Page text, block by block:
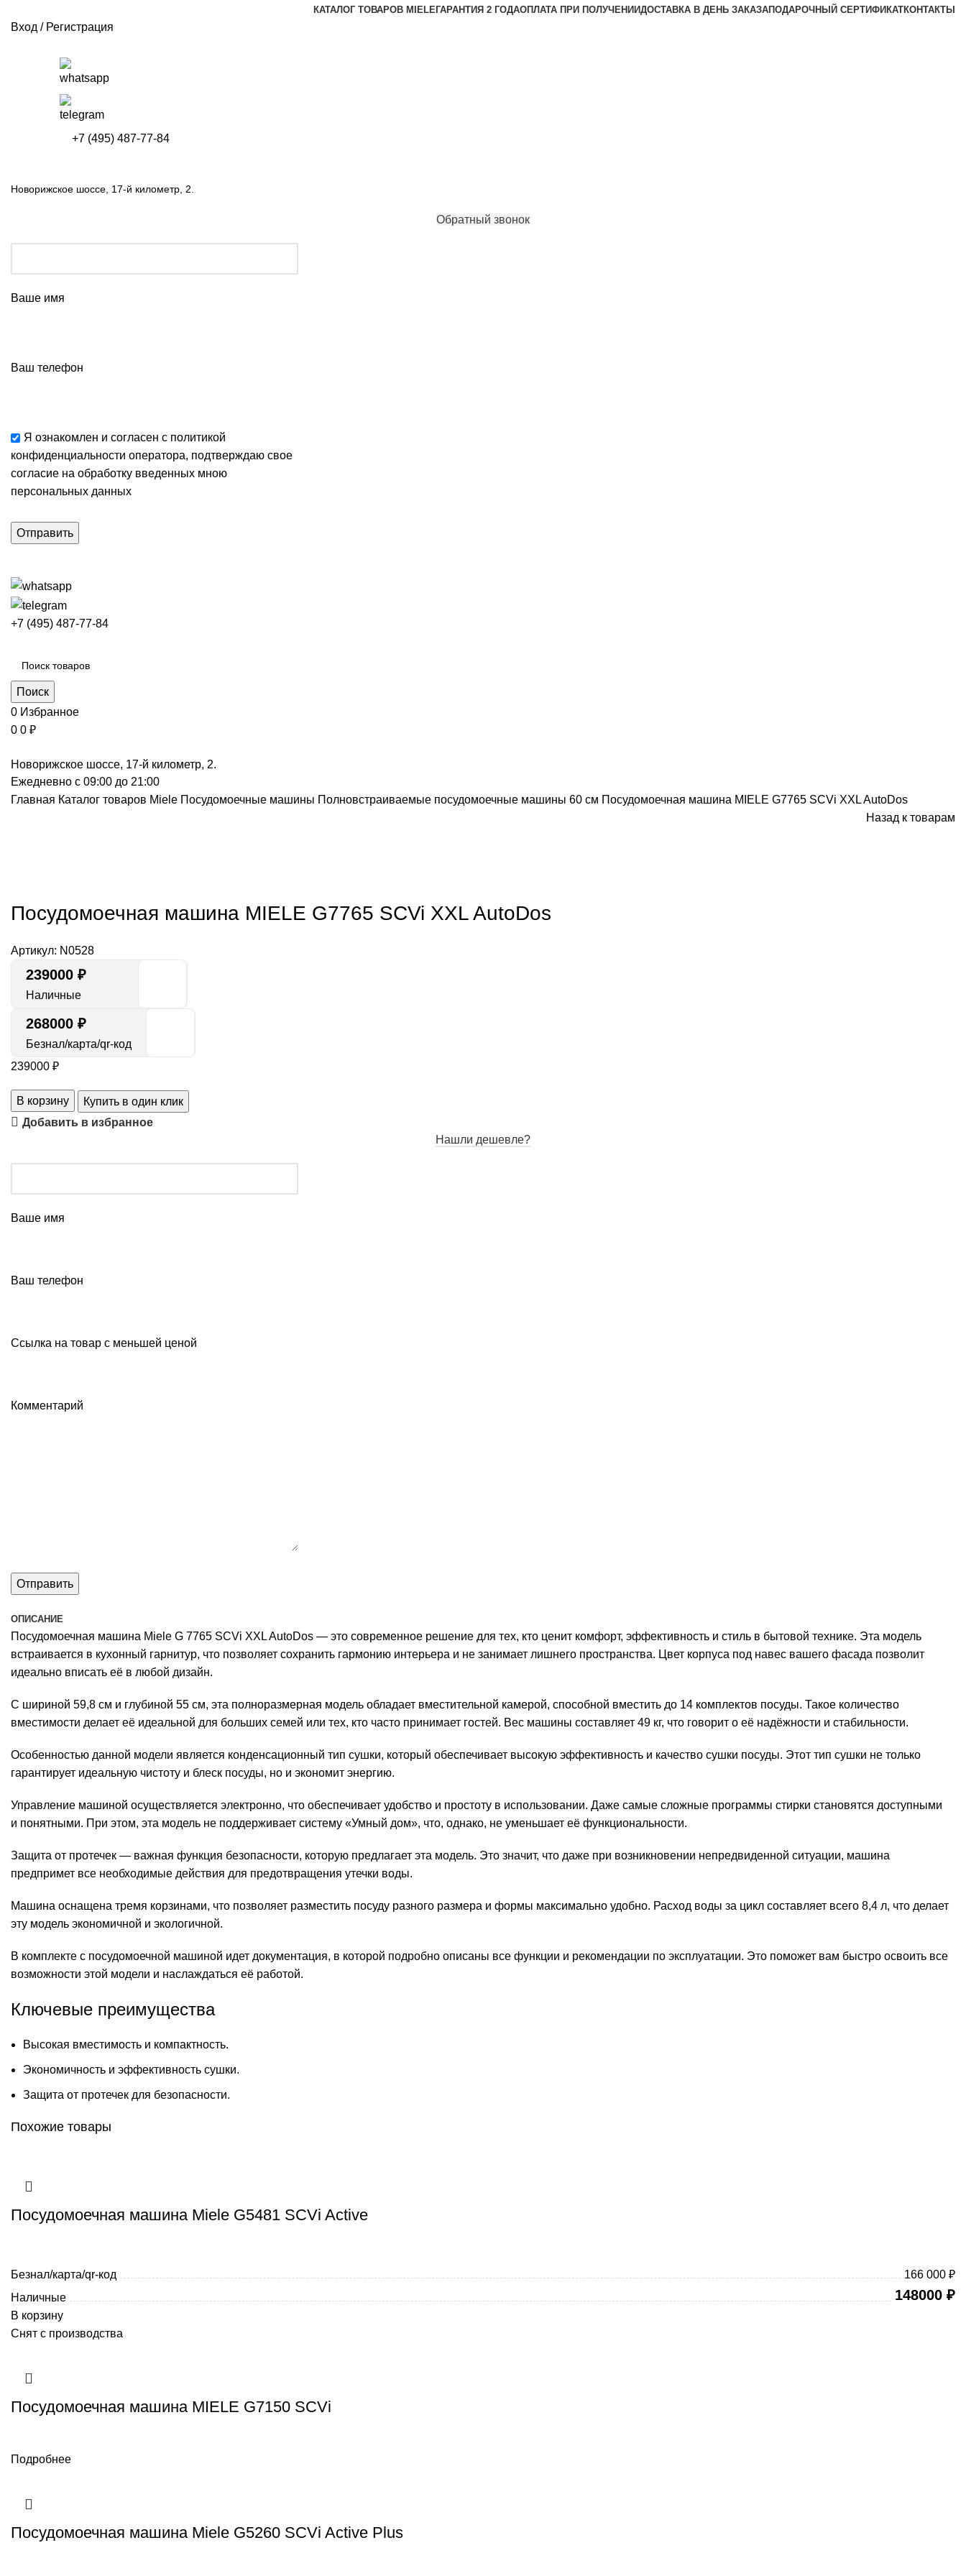
КАТАЛОГ ТОВАРОВ MIELEГАРАНТИЯ 2 ГОДАОПЛАТА ПРИ ПОЛУЧЕНИИДОСТАВКА В ДЕНЬ ЗАКАЗАПОДАРОЧНЫЙ СЕРТИФИКАТКОНТАКТЫ
Вход / Регистрация
+7 (495) 487-77-84
Новорижское шоссе, 17-й километр, 2.
Обратный звонок
Ваше имя
Ваш телефон
Я ознакомлен и согласен с политикой
конфиденциальности оператора, подтверждаю свое
согласие на обработку введенных мною
персональных данных
+7 (495) 487-77-84
Поиск
0 Избранное
0 0 ₽
Новорижское шоссе, 17-й километр, 2.
Ежедневно с 09:00 до 21:00
Главная Каталог товаров Miele Посудомоечные машины Полновстраиваемые посудомоечные машины 60 см Посудомоечная машина MIELE G7765 SCVi XXL AutoDos
Назад к товарам
Посудомоечная машина MIELE G7765 SCVi XXL AutoDos
Артикул: N0528
239000 ₽
Наличные
268000 ₽
Безнал/карта/qr-код
239000 ₽
В корзину
Купить в один клик
Добавить в избранное
Нашли дешевле?
Ваше имя
Ваш телефон
Ссылка на товар с меньшей ценой
Комментарий
ОПИСАНИЕ
Посудомоечная машина Miele G 7765 SCVi XXL AutoDos — это современное решение для тех, кто ценит комфорт, эффективность и стиль в бытовой технике. Эта модель
встраивается в кухонный гарнитур, что позволяет сохранить гармонию интерьера и не занимает лишнего пространства. Цвет корпуса под навес вашего фасада позволит
идеально вписать её в любой дизайн.
С шириной 59,8 см и глубиной 55 см, эта полноразмерная модель обладает вместительной камерой, способной вместить до 14 комплектов посуды. Такое количество
вместимости делает её идеальной для больших семей или тех, кто часто принимает гостей. Вес машины составляет 49 кг, что говорит о её надёжности и стабильности.
Особенностью данной модели является конденсационный тип сушки, который обеспечивает высокую эффективность и качество сушки посуды. Этот тип сушки не только
гарантирует идеальную чистоту и блеск посуды, но и экономит энергию.
Управление машиной осуществляется электронно, что обеспечивает удобство и простоту в использовании. Даже самые сложные программы стирки становятся доступными
и понятными. При этом, эта модель не поддерживает систему «Умный дом», что, однако, не уменьшает её функциональности.
Защита от протечек — важная функция безопасности, которую предлагает эта модель. Это значит, что даже при возникновении непредвиденной ситуации, машина
предпримет все необходимые действия для предотвращения утечки воды.
Машина оснащена тремя корзинами, что позволяет разместить посуду разного размера и формы максимально удобно. Расход воды за цикл составляет всего 8,4 л, что делает
эту модель экономичной и экологичной.
В комплекте с посудомоечной машиной идет документация, в которой подробно описаны все функции и рекомендации по эксплуатации. Это поможет вам быстро освоить все
возможности этой модели и наслаждаться её работой.
Ключевые преимущества
Высокая вместимость и компактность.
Экономичность и эффективность сушки.
Защита от протечек для безопасности.
Похожие товары
Посудомоечная машина Miele G5481 SCVi Active
Безнал/карта/qr-код
166 000 ₽
Наличные
148000 ₽
В корзину
Снят с производства
Посудомоечная машина MIELE G7150 SCVi
Подробнее
Посудомоечная машина Miele G5260 SCVi Active Plus